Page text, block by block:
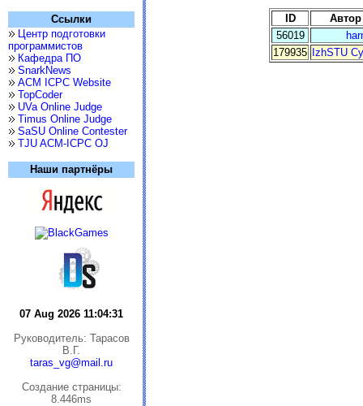
Ссылки
Центр подготовки
программистов
Кафедра ПО
SnarkNews
ACM ICPC Website
TopCoder
UVa Online Judge
Timus Online Judge
SaSU Online Contester
TJU ACM-ICPC OJ
Наши партнёры
07 Aug 2026 11:04:31
Руководитель: Тарасов
В.Г.
taras_vg@mail.ru
Cоздание страницы:
8.446ms
ID
56019
179935 IzhSTU